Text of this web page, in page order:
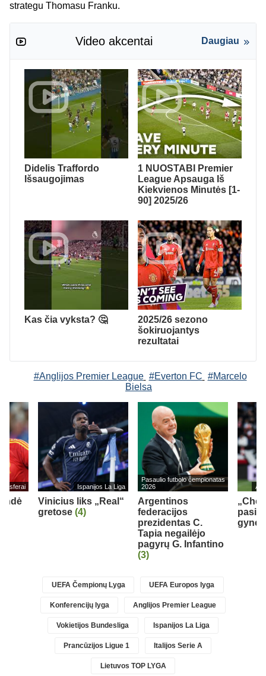
strategu Thomasu Franku.
Video akcentai Daugiau
Didelis Traffordo
Išsaugojimas
1 NUOSTABI Premier
League Apsauga Iš
Kiekvienos Minutės [1-
90] 2025/26
Kas čia vyksta? 🤔
2025/26 sezono
šokiruojantys
rezultatai
#Anglijos Premier League #Everton FC #Marcelo
Bielsa
Ispanijos La Liga
Vinicius liks „Real“
gretose (4)
Pasaulio futbolo čempionatas
2026
Argentinos
federacijos
prezidentas C.
Tapia negailėjo
pagyrų G. Infantino
(3)
UEFA Čempionų Lyga UEFA Europos lyga
Konferencijų lyga Anglijos Premier League
Vokietijos Bundesliga Ispanijos La Liga
Prancūzijos Ligue 1 Italijos Serie A
Lietuvos TOP LYGA